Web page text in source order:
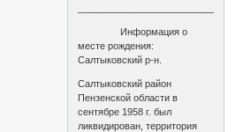
Информация о
месте рождения:
Салтыковский р-н.
Салтыковский район
Пензенской области в
сентябре 1958 г. был
ликвидирован, территория